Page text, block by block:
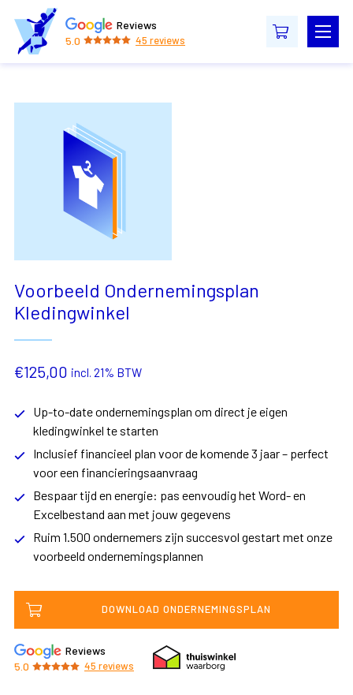
Reviews
5.0
45 reviews
Voorbeeld Ondernemingsplan
Kledingwinkel
€125,00 incl. 21% BTW
Up-to-date ondernemingsplan om direct je eigen
kledingwinkel te starten
Inclusief financieel plan voor de komende 3 jaar – perfect
voor een financieringsaanvraag
Bespaar tijd en energie: pas eenvoudig het Word- en
Excelbestand aan met jouw gegevens
Ruim 1.500 ondernemers zijn succesvol gestart met onze
voorbeeld ondernemingsplannen
DOWNLOAD ONDERNEMINGSPLAN
Reviews
5.0
45 reviews